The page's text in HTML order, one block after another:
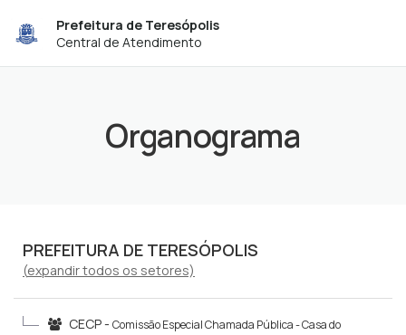
Prefeitura de Teresópolis
Central de Atendimento
Organograma
PREFEITURA DE TERESÓPOLIS
(expandirtodos os setores)
CECP - Comissão Especial Chamada Pública - Casa do